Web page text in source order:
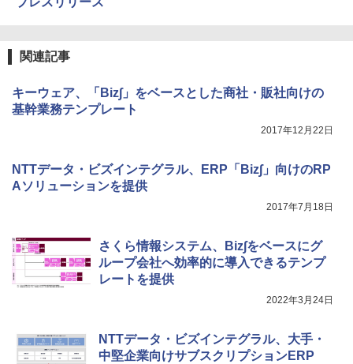
関連記事
キーウェア、「Biz∫」をベースとした商社・販社向けの
基幹業務テンプレート
2017年12月22日
NTTデータ・ビズインテグラル、ERP「Biz∫」向けのRP
Aソリューションを提供
2017年7月18日
さくら情報システム、Biz∫をベースにグ
ループ会社へ効率的に導入できるテンプ
レートを提供
2022年3月24日
NTTデータ・ビズインテグラル、大手・
中堅企業向けサブスクリプションERP